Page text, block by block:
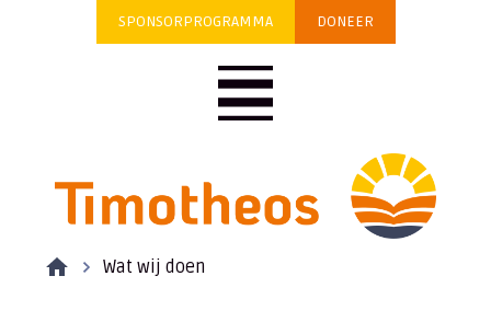
SPONSORPROGRAMMA DONEER
Wat wij doen